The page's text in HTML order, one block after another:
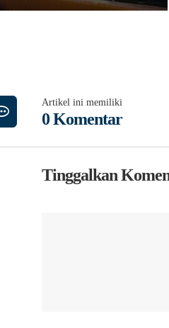
Artikel ini memiliki
0 Komentar
Tinggalkan